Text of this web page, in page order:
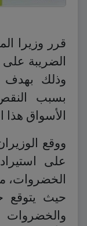
قرر وزيرا
الضريبة على
وذلك بهدف
بسبب
الأسواق هذا
ووقع
على
الخضروات،
حيث يتوقع
والخضروات